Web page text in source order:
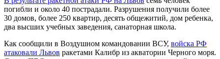
погибли и около 40 пострадали. Разрушения получили более
30 домов, более 250 квартир, десять общежитий, дом ребенка,
два высших учебных заведения, санаторная школа.
Как сообщили в Воздушном командовании ВСУ, войска РФ
атаковали Львов ракетами Калибр из акватории Черного моря.